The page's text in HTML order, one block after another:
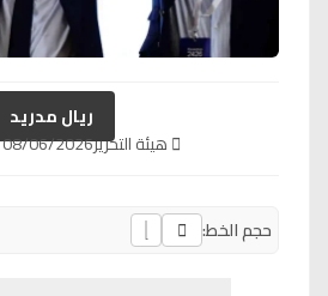
ريال مدريد
هيئة التحرير08/06/2026 - 10h22
حجم الخط: